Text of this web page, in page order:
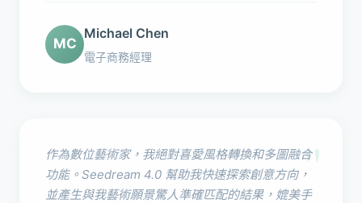
MC
Michael Chen
電子商務經理
"
作為數位藝術家，我絕對喜愛風格轉換和多圖融合
功能。Seedream 4.0 幫助我快速探索創意方向，
並產生與我藝術願景驚人準確匹配的結果，媲美手